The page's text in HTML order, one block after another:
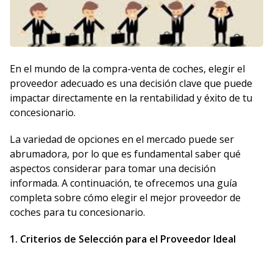
En el mundo de la compra-venta de coches, elegir el
proveedor adecuado es una decisión clave que puede
impactar directamente en la rentabilidad y éxito de tu
concesionario.
La variedad de opciones en el mercado puede ser
abrumadora, por lo que es fundamental saber qué
aspectos considerar para tomar una decisión
informada. A continuación, te ofrecemos una guía
completa sobre cómo elegir el mejor proveedor de
coches para tu concesionario.
1. Criterios de Selección para el Proveedor Ideal